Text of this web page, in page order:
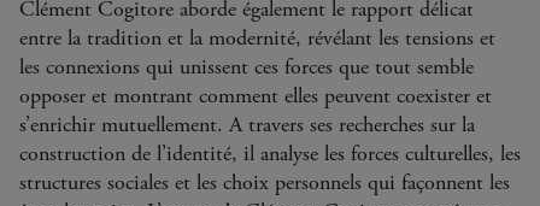
Clément Cogitore aborde également le rapport délicat
entre la tradition et la modernité, révélant les tensions et
les connexions qui unissent ces forces que tout semble
opposer et montrant comment elles peuvent coexister et
s’enrichir mutuellement. A travers ses recherches sur la
construction de l’identité, il analyse les forces culturelles, les
structures sociales et les choix personnels qui façonnent les